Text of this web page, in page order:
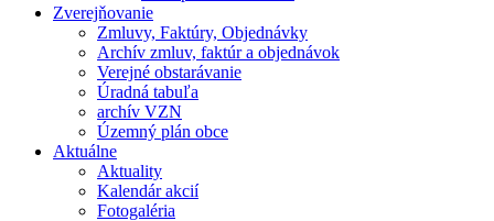
Zverejňovanie
Zmluvy, Faktúry, Objednávky
Archív zmluv, faktúr a objednávok
Verejné obstarávanie
Úradná tabuľa
archív VZN
Územný plán obce
Aktuálne
Aktuality
Kalendár akcií
Fotogaléria